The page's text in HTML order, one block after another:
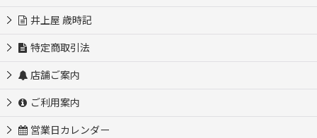
井上屋 歳時記
特定商取引法
店舗ご案内
ご利用案内
営業日カレンダー